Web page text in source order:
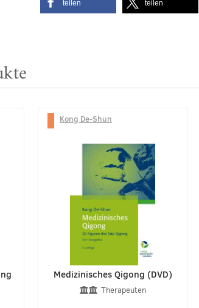
teilen teilen
Kong De-Shun
Medizinisches Qigong (DVD)
Therapeuten